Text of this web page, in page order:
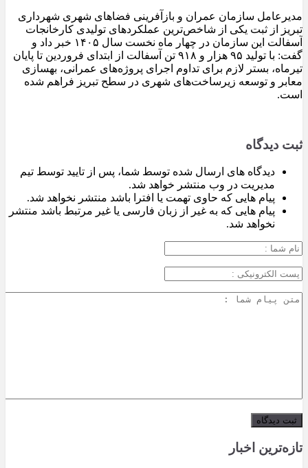
مدیرعامل سازمان عمران و بازآفرینی فضاهای شهری شهرداری
تبریز از ثبت یکی از شاخص‌ترین عملکردهای تولیدی کارخانجات
آسفالت این سازمان در چهار ماه نخست سال ۱۴۰۵ خبر داد و
گفت: با تولید ۹۵ هزار و ۹۱۸ تن آسفالت از ابتدای فروردین تا پایان
تیرماه، بستر لازم برای تداوم اجرای پروژه‌های عمرانی، بهسازی
معابر و توسعه زیرساخت‌های شهری در سطح تبریز فراهم شده
است.
ثبت دیدگاه
دیدگاه های ارسال شده توسط شما، پس از تایید توسط تیم
مدیریت در وب منتشر خواهد شد.
پیام هایی که حاوی تهمت یا افترا باشد منتشر نخواهد شد.
پیام هایی که به غیر از زبان فارسی یا غیر مرتبط باشد منتشر
نخواهد شد.
تازه‌ترین اخبار